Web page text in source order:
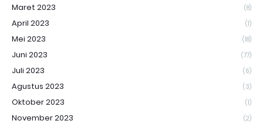
Maret 2023 (8)
April 2023 (1)
Mei 2023 (18)
Juni 2023 (77)
Juli 2023 (6)
Agustus 2023 (3)
Oktober 2023 (1)
November 2023 (2)